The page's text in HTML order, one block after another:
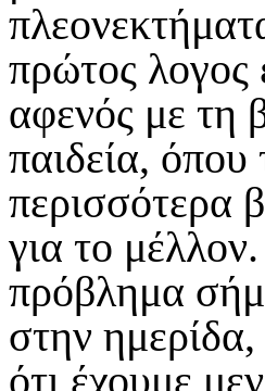
πρώτος λογος
αφενός με τη
παιδεία, όπου
περισσότερα
για το
πρόβλημα
στην ημερίδα,
ότι έχουμε